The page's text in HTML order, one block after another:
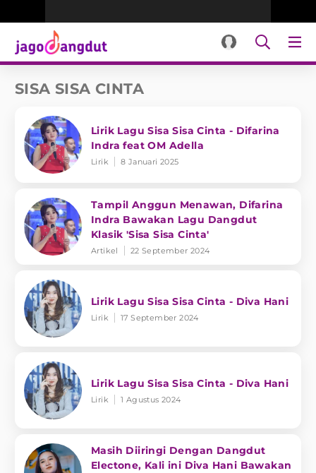
SISA SISA CINTA
Lirik Lagu Sisa Sisa Cinta - Difarina
Indra feat OM Adella
Lirik 8 Januari 2025
Tampil Anggun Menawan, Difarina
Indra Bawakan Lagu Dangdut
Klasik 'Sisa Sisa Cinta'
Artikel 22 September 2024
Lirik Lagu Sisa Sisa Cinta - Diva Hani
Lirik 17 September 2024
Lirik Lagu Sisa Sisa Cinta - Diva Hani
Lirik 1 Agustus 2024
Masih Diiringi Dengan Dangdut
Electone, Kali ini Diva Hani Bawakan